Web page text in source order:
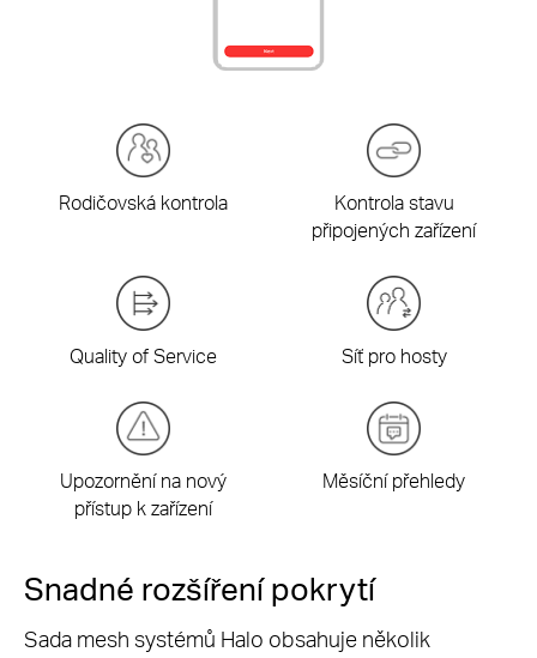
Rodičovská kontrola
Kontrola stavu
připojených zařízení
Quality of Service Síť pro hosty
Upozornění na nový
přístup k zařízení
Měsíční přehledy
Snadné rozšíření pokrytí
Sada mesh systémů Halo obsahuje několik